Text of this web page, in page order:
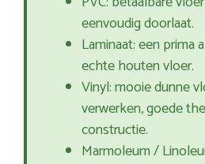
eenvoudig doorlaat.
Laminaat: een prima
echte houten vloer.
Vinyl: mooie dunne
verwerken, goede
constructie.
Marmoleum /